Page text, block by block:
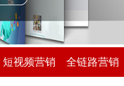
短视频营销 全链路营销